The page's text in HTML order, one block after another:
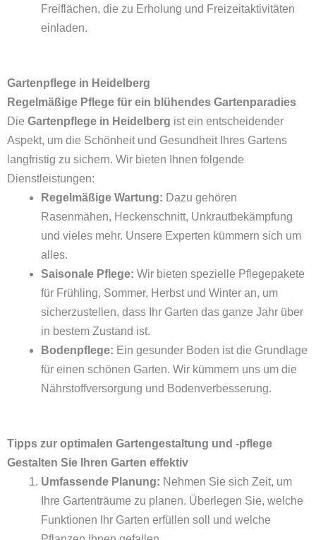
Freiflächen, die zu Erholung und Freizeitaktivitäten
einladen.
Gartenpflege in Heidelberg
Regelmäßige Pflege für ein blühendes Gartenparadies
Die Gartenpflege in Heidelberg ist ein entscheidender
Aspekt, um die Schönheit und Gesundheit Ihres Gartens
langfristig zu sichern. Wir bieten Ihnen folgende
Dienstleistungen:
Regelmäßige Wartung: Dazu gehören
Rasenmähen, Heckenschnitt, Unkrautbekämpfung
und vieles mehr. Unsere Experten kümmern sich um
alles.
Saisonale Pflege: Wir bieten spezielle Pflegepakete
für Frühling, Sommer, Herbst und Winter an, um
sicherzustellen, dass Ihr Garten das ganze Jahr über
in bestem Zustand ist.
Bodenpflege: Ein gesunder Boden ist die Grundlage
für einen schönen Garten. Wir kümmern uns um die
Nährstoffversorgung und Bodenverbesserung.
Tipps zur optimalen Gartengestaltung und -pflege
Gestalten Sie Ihren Garten effektiv
Umfassende Planung: Nehmen Sie sich Zeit, um
Ihre Gartenträume zu planen. Überlegen Sie, welche
Funktionen Ihr Garten erfüllen soll und welche